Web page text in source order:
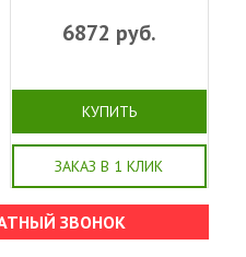
6872 руб.
КУПИТЬ
ЗАКАЗ В 1 КЛИК
ЗВОНОК